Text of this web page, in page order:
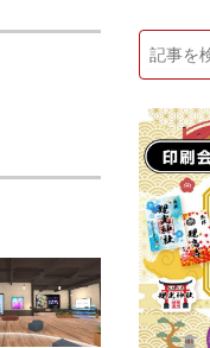
市場・統計
中古印刷機・製本機